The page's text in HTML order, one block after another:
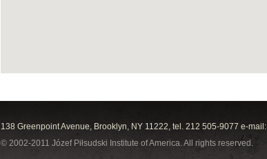
138 Greenpoint Avenue, Brooklyn, NY 11222, tel. 212 505-9077 e-mail:
© 2002-2011 Józef Piłsudski Institute of America. All rights reserved.